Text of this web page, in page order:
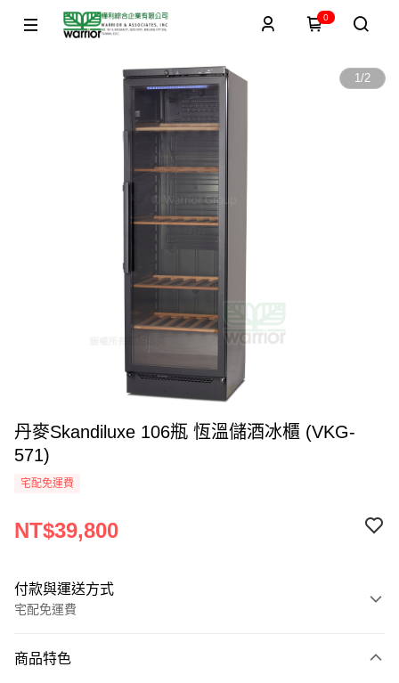
0
1/2
丹麥Skandiluxe 106瓶 恆溫儲酒冰櫃 (VKG-
571)
宅配免運費
NT$39,800
付款與運送方式
宅配免運費
信用卡一次付款
商品特色